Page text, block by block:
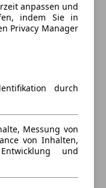
anpassen und
indem Sie in
Privacy Manager
durch
Messung von
von Inhalten,
und